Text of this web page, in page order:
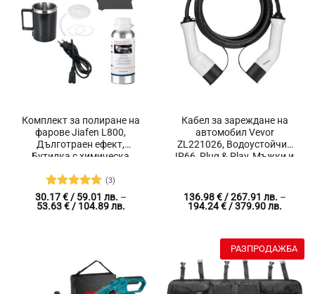
Комплект за полиране на
фарове Jiafen L800,
Дълготраен ефект,
Бутилка с химическа
шкурка, Електрическа
чаша, Захранващ кабел
220-230 V, 5 части
Оценено с
5от 5
(3)
30.17€/ 59.01 лв. –
53.63€/ 104.89 лв.
104.89 лв.
Кабел за зареждане на
автомобил Vevor
ZL221026, Водоустойчив
IP66, Plug & Play, Мъжки и
136.98€/ 267.91 лв. –
194.24€/ 379.90 лв.
267.91
194.24
/
379.90
РАЗПРОДАЖБА